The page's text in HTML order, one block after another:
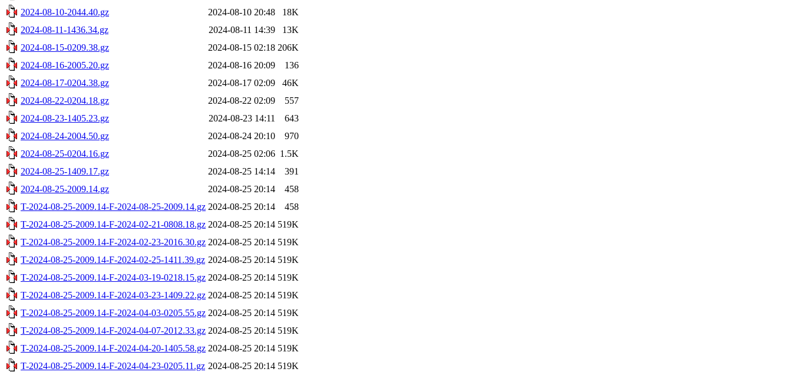
2024-08-10-2044.40.gz
2024-08-10 20:48
18K
2024-08-11-1436.34.gz
2024-08-11 14:39
13K
2024-08-15-0209.38.gz
2024-08-15 02:18 206K
2024-08-16-2005.20.gz
2024-08-16 20:09
136
2024-08-17-0204.38.gz
2024-08-17 02:09
46K
2024-08-22-0204.18.gz
2024-08-22 02:09
557
2024-08-23-1405.23.gz
2024-08-23 14:11
643
2024-08-24-2004.50.gz
2024-08-24 20:10
970
2024-08-25-0204.16.gz
2024-08-25 02:06 1.5K
2024-08-25-1409.17.gz
2024-08-25 14:14
391
2024-08-25-2009.14.gz
2024-08-25 20:14
458
T-2024-08-25-2009.14-F-2024-08-25-2009.14.gz 2024-08-25 20:14
458
T-2024-08-25-2009.14-F-2024-02-21-0808.18.gz 2024-08-25 20:14 519K
T-2024-08-25-2009.14-F-2024-02-23-2016.30.gz 2024-08-25 20:14 519K
T-2024-08-25-2009.14-F-2024-02-25-1411.39.gz 2024-08-25 20:14 519K
T-2024-08-25-2009.14-F-2024-03-19-0218.15.gz 2024-08-25 20:14 519K
T-2024-08-25-2009.14-F-2024-03-23-1409.22.gz 2024-08-25 20:14 519K
T-2024-08-25-2009.14-F-2024-04-03-0205.55.gz 2024-08-25 20:14 519K
T-2024-08-25-2009.14-F-2024-04-07-2012.33.gz 2024-08-25 20:14 519K
T-2024-08-25-2009.14-F-2024-04-20-1405.58.gz 2024-08-25 20:14 519K
T-2024-08-25-2009.14-F-2024-04-23-0205.11.gz 2024-08-25 20:14 519K